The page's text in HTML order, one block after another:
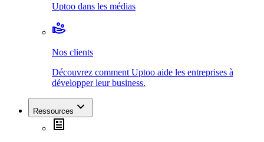
Uptoo dans les médias
Nos clients
Découvrez comment Uptoo aide les entreprises à
développer leur business.
Ressources